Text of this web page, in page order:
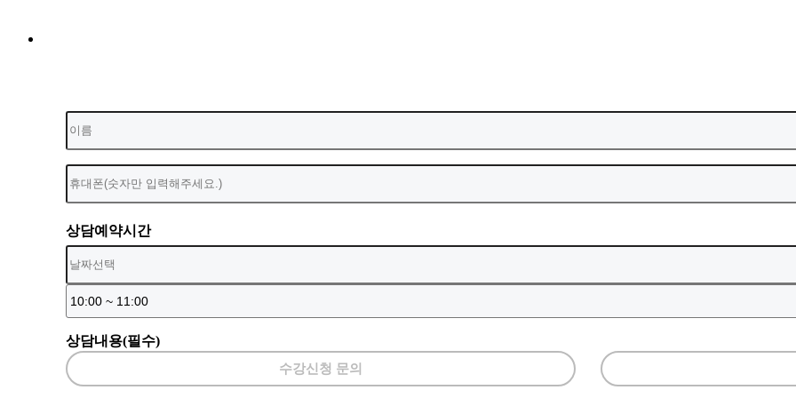
상담예약시간
상담내용(필수)
수강신청 문의